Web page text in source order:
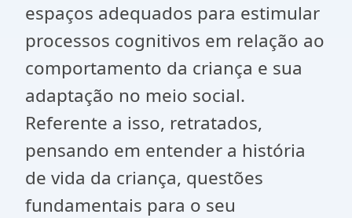
espaços adequados para estimular
processos cognitivos em relação ao
comportamento da criança e sua
adaptação no meio social.
Referente a isso, retratados,
pensando em entender a história
de vida da criança, questões
fundamentais para o seu